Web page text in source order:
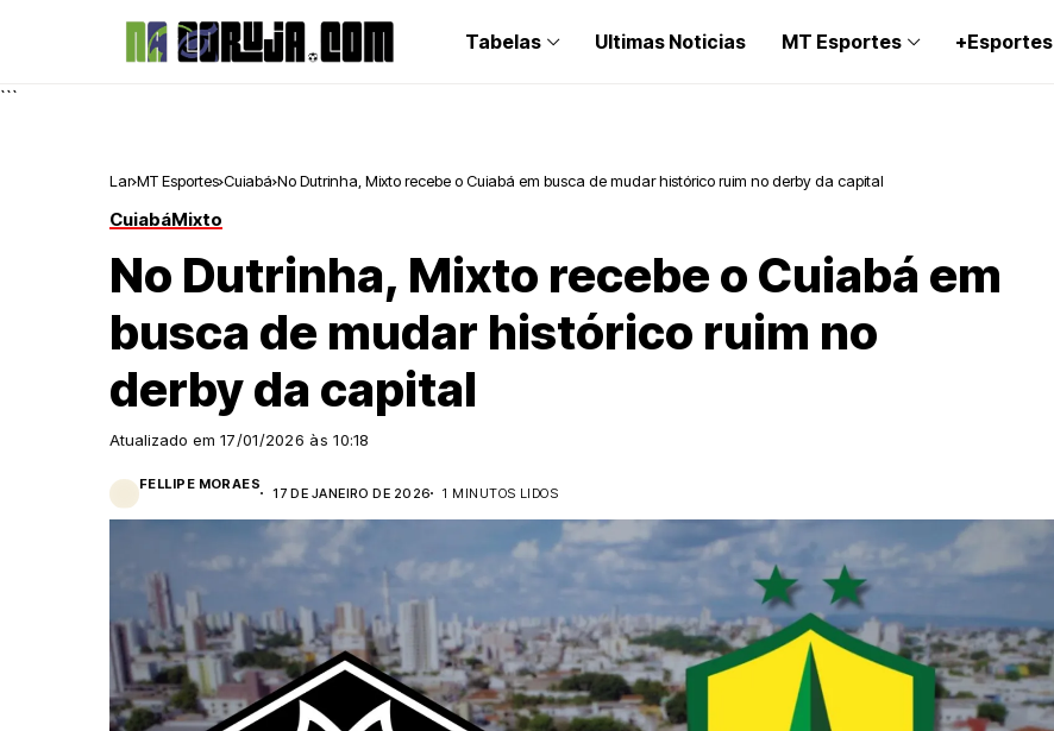
Tabelas Ultimas Noticias MT Esportes +Esportes
```
Lar MT Esportes Cuiabá No Dutrinha, Mixto recebe o Cuiabá em busca de mudar histórico ruim no derby da capital
CuiabáMixto
No Dutrinha, Mixto recebe o Cuiabá em
busca de mudar histórico ruim no
derby da capital
Atualizado em 17/01/2026 às 10:18
FELLIPE MORAES
17 DE JANEIRO DE 2026 1 MINUTOS LIDOS